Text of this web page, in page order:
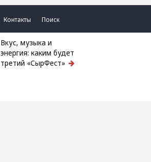
Контакты Поиск
Вкус, музыка и
энергия: каким будет
третий «СырФест»